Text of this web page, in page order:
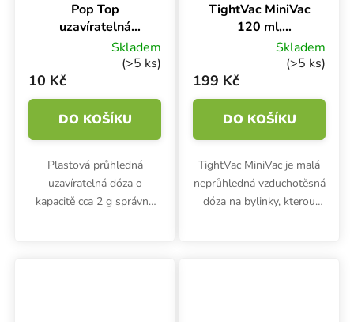
Pop Top
uzavíratelná
kapesní dóza -
mix barev
Skladem
(>5 ks)
10 Kč
DO KOŠÍKU
Plastová průhledná
uzavíratelná dóza o
kapacitě cca 2 g správně
TightVac MiniVac
120 ml,
vzduchotěsná
dóza neprůhledná
Skladem
(>5 ks)
199 Kč
DO KOŠÍKU
TightVac MiniVac je malá
neprůhledná vzduchotěsná
dóza na bylinky, kterou